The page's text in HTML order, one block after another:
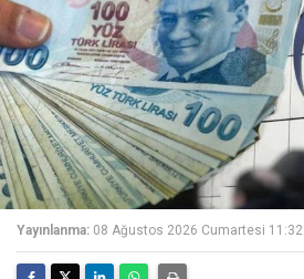
Yayınlanma: 08 Ağustos 2026 Cumartesi 11:32